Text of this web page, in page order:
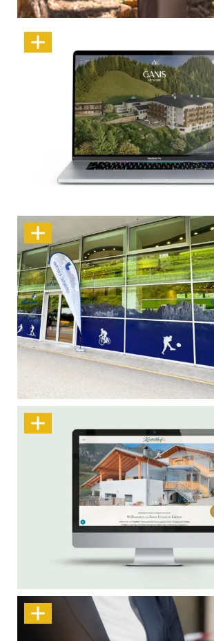
Marke neu erleben
Sportlich in Szene gesetzt
Webdesign